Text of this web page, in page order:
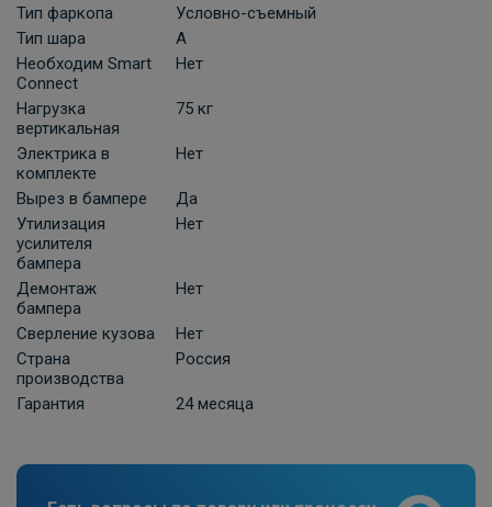
Grand 7-пин
2 210 ₽
В корзину
Универсальная электрика к фаркопу
-13pin
ПОД ЗАКАЗ ОТ 10 ДНЕЙ
Тип фаркопа
Условно-съемный
Тип шара
A
Необходим Smart
Connect
Нет
Нагрузка
вертикальная
75 кг
Электрика в
комплекте
Нет
Вырез в бампере
Да
Утилизация
усилителя
бампера
Нет
Демонтаж
бампера
Нет
Сверление кузова
Нет
Страна
производства
Россия
Гарантия 24 месяца